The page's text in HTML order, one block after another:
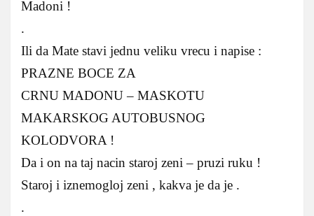
Madoni !
.
Ili da Mate stavi jednu veliku vrecu i napise :
PRAZNE BOCE ZA
CRNU MADONU – MASKOTU
MAKARSKOG AUTOBUSNOG
KOLODVORA !
Da i on na taj nacin staroj zeni – pruzi ruku !
Staroj i iznemogloj zeni , kakva je da je .
.